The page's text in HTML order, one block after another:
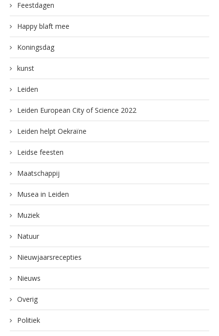
Feestdagen
Happy blaft mee
Koningsdag
kunst
Leiden
Leiden European City of Science 2022
Leiden helpt Oekraïne
Leidse feesten
Maatschappij
Musea in Leiden
Muziek
Natuur
Nieuwjaarsrecepties
Nieuws
Overig
Politiek